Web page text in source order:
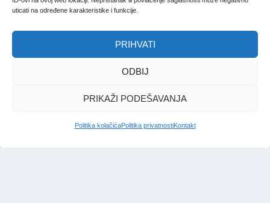
uticati na određene karakteristike i funkcije.
PRIHVATI
ODBIJ
PRIKAŽI PODEŠAVANJA
Politika kolačićaPolitika privatnostiKontakt